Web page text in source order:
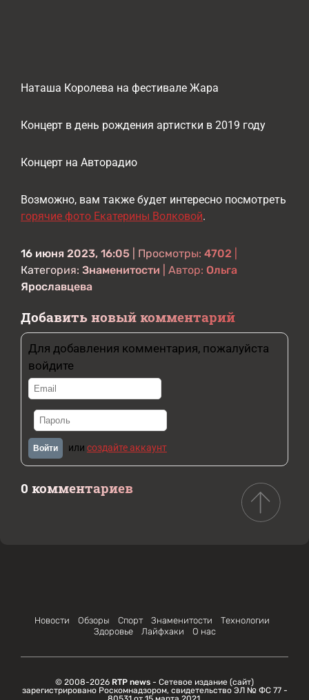
Наташа Королева на фестивале Жара
Концерт в день рождения артистки в 2019 году
Концерт на Авторадио
Возможно, вам также будет интересно посмотреть
горячие фото Екатерины Волковой.
16 июня 2023, 16:05 | Просмотры: 4702
Категория: Знаменитости | Автор: Ольга
Ярославцева
Добавить новый комментарий
Для добавления комментария, пожалуйста
войдите
Войти или создайте аккаунт
0 комментариев
Новости Обзоры Спорт Знаменитости
Технологии
Здоровье
Лайфхаки О нас
© 2008-2026 RTP news - Сетевое издание (сайт)
зарегистрировано Роскомнадзором, свидетельство ЭЛ № ФС 77 -